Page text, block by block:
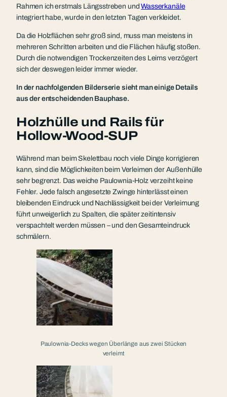
Rahmen ich erstmals Längsstreben undWasserkanäle
integriert habe, wurde in den letzten Tagen verkleidet.
Da die Holzflächen sehr groß sind, muss man meistens in
mehreren Schritten arbeiten und die Flächen häufig stoßen.
Durch die notwendigen Trockenzeiten des Leims verzögert
sich der deswegen leider immer wieder.
In der nachfolgenden Bilderserie sieht man einige Details
aus der entscheidenden Bauphase.
Holzhülle und Rails für
Hollow-Wood-SUP
Während man beim Skelettbau noch viele Dinge korrigieren
kann, sind die Möglichkeiten beim Verleimen der Außenhülle
sehr begrenzt. Das weiche Paulownia-Holz verzeiht keine
Fehler. Jede falsch angesetzte Zwinge hinterlässt einen
bleibenden Eindruck und Nachlässigkeit bei der Verleimung
führt unweigerlich zu Spalten, die später zeitintensiv
verspachtelt werden müssen – und den Gesamteindruck
schmälern.
Paulownia-Decks wegen Überlänge aus zwei Stücken
verleimt